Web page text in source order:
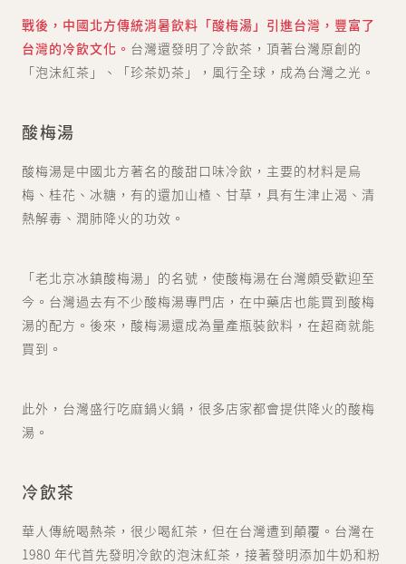
戰後，中國北方傳統消暑飲料「酸梅湯」引進台灣，豐富了
台灣的冷飲文化。 台灣還發明了冷飲茶，頂著台灣原創的
「泡沫紅茶」、「珍茶奶茶」，風行全球，成為台灣之光。
酸梅湯
酸梅湯是中國北方著名的酸甜口味冷飲，主要的材料是烏
梅、桂花、冰糖，有的還加山楂、甘草，具有生津止渴、清
熱解毒、潤肺降火的功效。
「老北京冰鎮酸梅湯」的名號，使酸梅湯在台灣頗受歡迎至
今。台灣過去有不少酸梅湯專門店，在中藥店也能買到酸梅
湯的配方。後來，酸梅湯還成為量產瓶裝飲料，在超商就能
買到。
此外，台灣盛行吃麻鍋火鍋，很多店家都會提供降火的酸梅
湯。
冷飲茶
華人傳統喝熱茶，很少喝紅茶，但在台灣遭到顛覆。台灣在
1980 年代首先發明冷飲的泡沫紅茶，接著發明添加牛奶和粉